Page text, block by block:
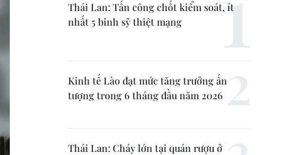
Thái Lan: Tấn công chốt kiểm soát, ít
nhất 5 binh sỹ thiệt mạng
Kinh tế Lào đạt mức tăng trưởng ấn
tượng trong 6 tháng đầu năm 2026
Thái Lan: Cháy lớn tại quán rượu ở